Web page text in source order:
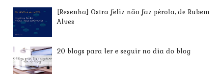
[Resenha] Ostra feliz não faz pérola, de Rubem
Alves
20 blogs para ler e seguir no dia do blog